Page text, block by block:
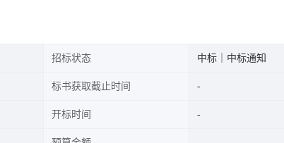
招标状态 中标｜中标通知
标书获取截止时间
开标时间